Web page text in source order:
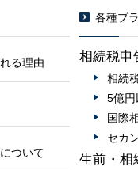
る理由
ついて
各種プ
相続税申
相続
5億
国際
セカ
生前・相